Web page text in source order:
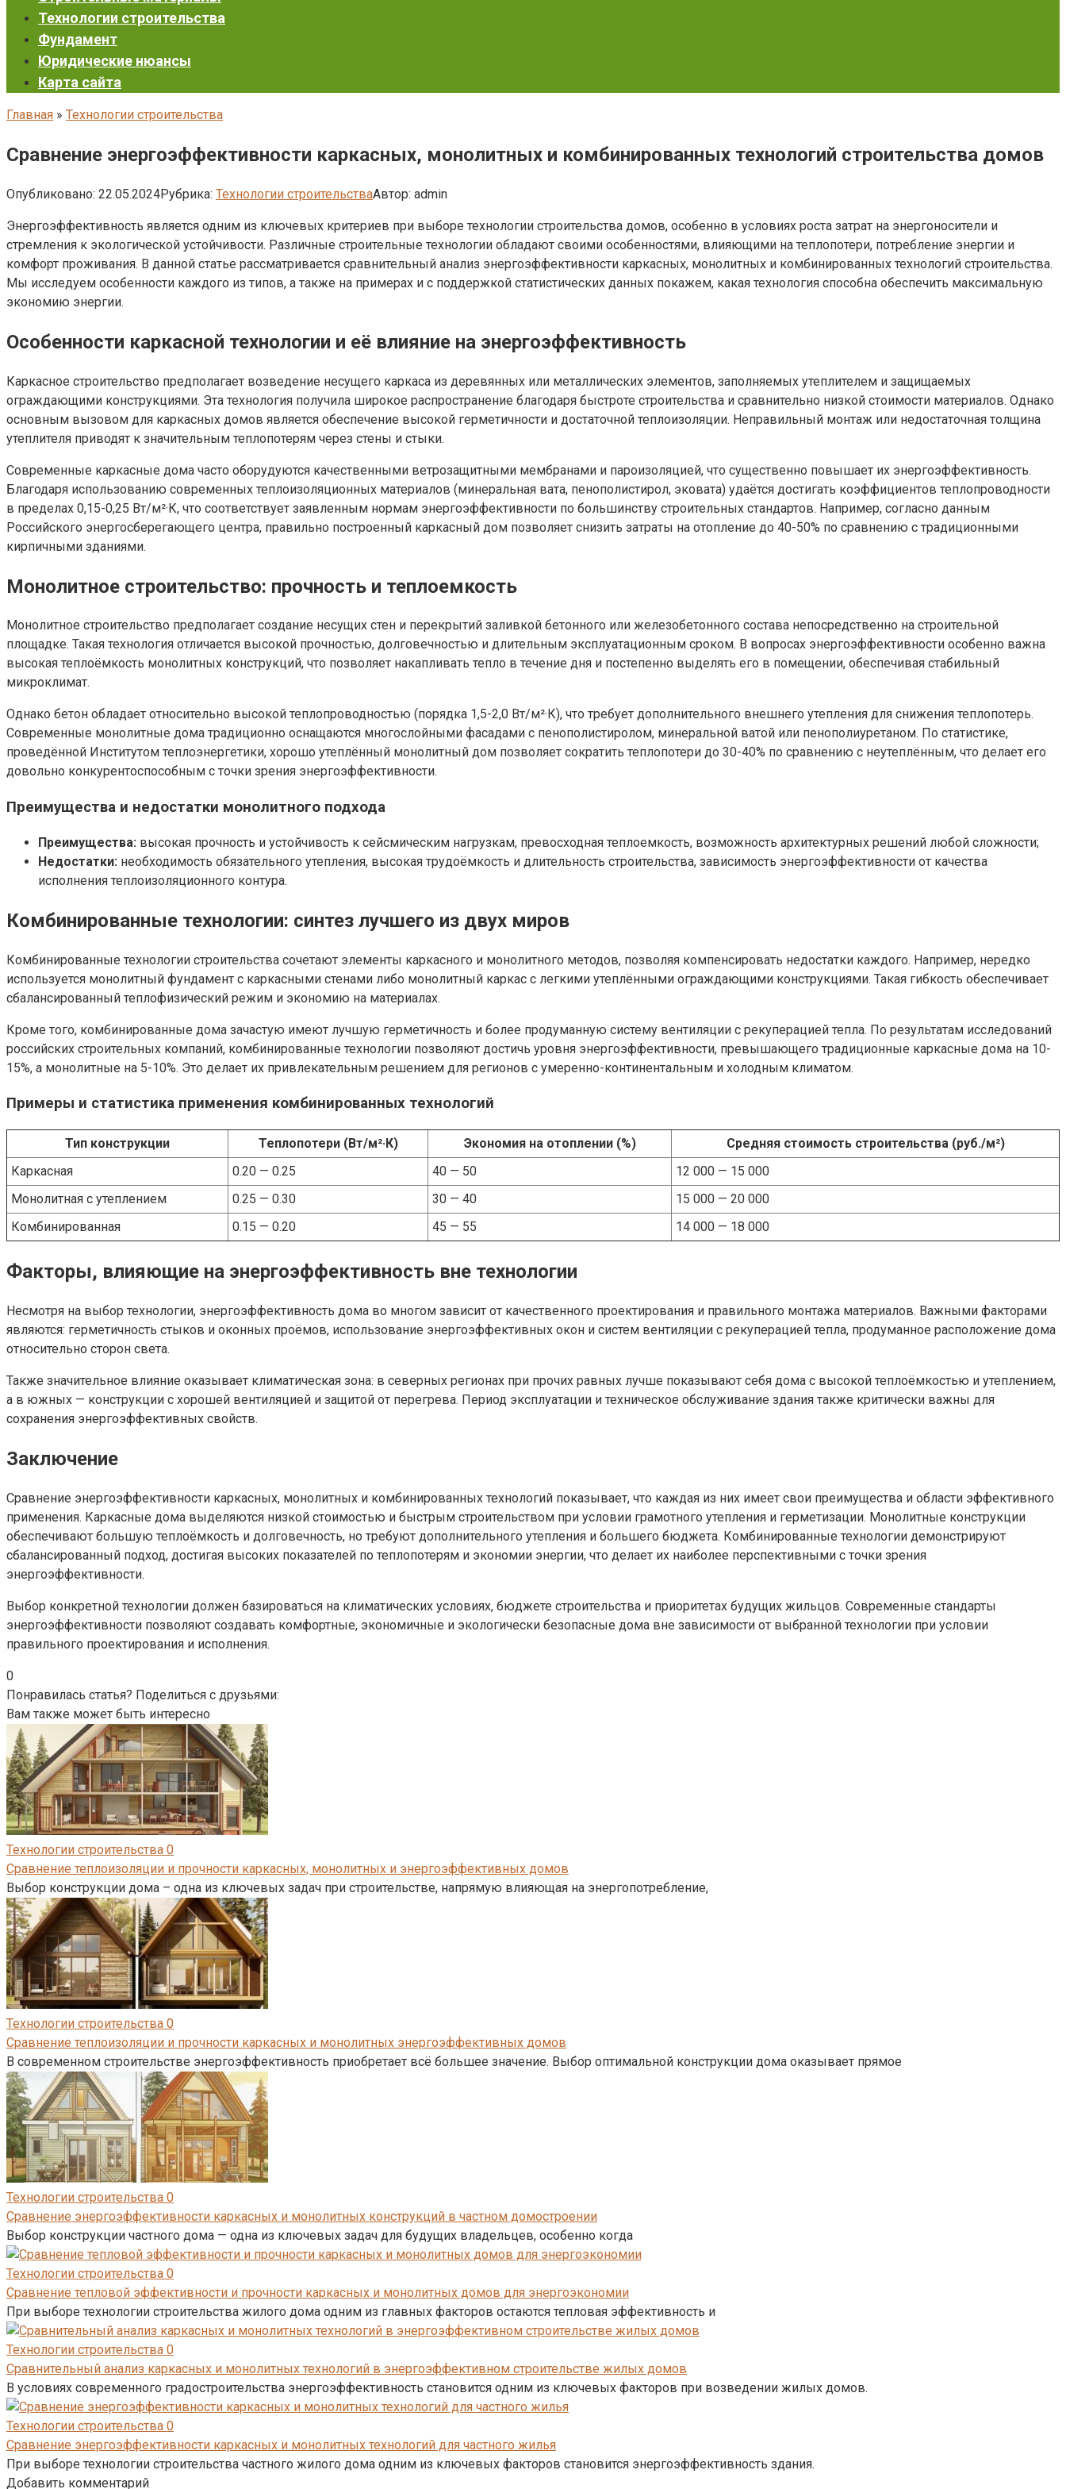
Технологии строительства
Фундамент
Юридические нюансы
Карта сайта
Главная » Технологии строительства
Сравнение энергоэффективности каркасных, монолитных и комбинированных технологий строительства домов
Опубликовано: 22.05.2024Рубрика: Технологии строительстваАвтор: admin
Энергоэффективность является одним из ключевых критериев при выборе технологии строительства домов, особенно в условиях роста затрат на энергоносители и
стремления к экологической устойчивости. Различные строительные технологии обладают своими особенностями, влияющими на теплопотери, потребление энергии и
комфорт проживания. В данной статье рассматривается сравнительный анализ энергоэффективности каркасных, монолитных и комбинированных технологий строительства.
Мы исследуем особенности каждого из типов, а также на примерах и с поддержкой статистических данных покажем, какая технология способна обеспечить максимальную
экономию энергии.
Особенности каркасной технологии и её влияние на энергоэффективность
Каркасное строительство предполагает возведение несущего каркаса из деревянных или металлических элементов, заполняемых утеплителем и защищаемых
ограждающими конструкциями. Эта технология получила широкое распространение благодаря быстроте строительства и сравнительно низкой стоимости материалов. Однако
основным вызовом для каркасных домов является обеспечение высокой герметичности и достаточной теплоизоляции. Неправильный монтаж или недостаточная толщина
утеплителя приводят к значительным теплопотерям через стены и стыки.
Современные каркасные дома часто оборудуются качественными ветрозащитными мембранами и пароизоляцией, что существенно повышает их энергоэффективность.
Благодаря использованию современных теплоизоляционных материалов (минеральная вата, пенополистирол, эковата) удаётся достигать коэффициентов теплопроводности
в пределах 0,15-0,25 Вт/м²·К, что соответствует заявленным нормам энергоэффективности по большинству строительных стандартов. Например, согласно данным
Российского энергосберегающего центра, правильно построенный каркасный дом позволяет снизить затраты на отопление до 40-50% по сравнению с традиционными
кирпичными зданиями.
Монолитное строительство: прочность и теплоемкость
Монолитное строительство предполагает создание несущих стен и перекрытий заливкой бетонного или железобетонного состава непосредственно на строительной
площадке. Такая технология отличается высокой прочностью, долговечностью и длительным эксплуатационным сроком. В вопросах энергоэффективности особенно важна
высокая теплоёмкость монолитных конструкций, что позволяет накапливать тепло в течение дня и постепенно выделять его в помещении, обеспечивая стабильный
микроклимат.
Однако бетон обладает относительно высокой теплопроводностью (порядка 1,5-2,0 Вт/м²·К), что требует дополнительного внешнего утепления для снижения теплопотерь.
Современные монолитные дома традиционно оснащаются многослойными фасадами с пенополистиролом, минеральной ватой или пенополиуретаном. По статистике,
проведённой Институтом теплоэнергетики, хорошо утеплённый монолитный дом позволяет сократить теплопотери до 30-40% по сравнению с неутеплённым, что делает его
довольно конкурентоспособным с точки зрения энергоэффективности.
Преимущества и недостатки монолитного подхода
Преимущества: высокая прочность и устойчивость к сейсмическим нагрузкам, превосходная теплоемкость, возможность архитектурных решений любой сложности;
Недостатки: необходимость обязательного утепления, высокая трудоёмкость и длительность строительства, зависимость энергоэффективности от качества
исполнения теплоизоляционного контура.
Комбинированные технологии: синтез лучшего из двух миров
Комбинированные технологии строительства сочетают элементы каркасного и монолитного методов, позволяя компенсировать недостатки каждого. Например, нередко
используется монолитный фундамент с каркасными стенами либо монолитный каркас с легкими утеплёнными ограждающими конструкциями. Такая гибкость обеспечивает
сбалансированный теплофизический режим и экономию на материалах.
Кроме того, комбинированные дома зачастую имеют лучшую герметичность и более продуманную систему вентиляции с рекуперацией тепла. По результатам исследований
российских строительных компаний, комбинированные технологии позволяют достичь уровня энергоэффективности, превышающего традиционные каркасные дома на 10-
15%, а монолитные на 5-10%. Это делает их привлекательным решением для регионов с умеренно-континентальным и холодным климатом.
Примеры и статистика применения комбинированных технологий
Тип конструкции Теплопотери (Вт/м²·К) Экономия на отоплении (%)
Средняя стоимость строительства (руб./м²)
Каркасная
0.20 — 0.25 40 — 50
12 000 — 15 000
Монолитная с утеплением
0.25 — 0.30 30 — 40
15 000 — 20 000
Комбинированная
0.15 — 0.20 45 — 55 14 000 — 18 000
Факторы, влияющие на энергоэффективность вне технологии
Несмотря на выбор технологии, энергоэффективность дома во многом зависит от качественного проектирования и правильного монтажа материалов. Важными факторами
являются: герметичность стыков и оконных проёмов, использование энергоэффективных окон и систем вентиляции с рекуперацией тепла, продуманное расположение дома
относительно сторон света.
Также значительное влияние оказывает климатическая зона: в северных регионах при прочих равных лучше показывают себя дома с высокой теплоёмкостью и утеплением,
а в южных — конструкции с хорошей вентиляцией и защитой от перегрева. Период эксплуатации и техническое обслуживание здания также критически важны для
сохранения энергоэффективных свойств.
Заключение
Сравнение энергоэффективности каркасных, монолитных и комбинированных технологий показывает, что каждая из них имеет свои преимущества и области эффективного
применения. Каркасные дома выделяются низкой стоимостью и быстрым строительством при условии грамотного утепления и герметизации. Монолитные конструкции
обеспечивают большую теплоёмкость и долговечность, но требуют дополнительного утепления и большего бюджета. Комбинированные технологии демонстрируют
сбалансированный подход, достигая высоких показателей по теплопотерям и экономии энергии, что делает их наиболее перспективными с точки зрения
энергоэффективности.
Выбор конкретной технологии должен базироваться на климатических условиях, бюджете строительства и приоритетах будущих жильцов. Современные стандарты
энергоэффективности позволяют создавать комфортные, экономичные и экологически безопасные дома вне зависимости от выбранной технологии при условии
правильного проектирования и исполнения.
0
Понравилась статья? Поделиться с друзьями:
Вам также может быть интересно
Технологии строительства 0
Сравнение теплоизоляции и прочности каркасных, монолитных и энергоэффективных домов
Выбор конструкции дома – одна из ключевых задач при строительстве, напрямую влияющая на энергопотребление,
Технологии строительства 0
Сравнение теплоизоляции и прочности каркасных и монолитных энергоэффективных домов
В современном строительстве энергоэффективность приобретает всё большее значение. Выбор оптимальной конструкции дома оказывает прямое
Технологии строительства 0
Сравнение энергоэффективности каркасных и монолитных конструкций в частном домостроении
Выбор конструкции частного дома — одна из ключевых задач для будущих владельцев, особенно когда
Технологии строительства 0
Сравнение тепловой эффективности и прочности каркасных и монолитных домов для энергоэкономии
При выборе технологии строительства жилого дома одним из главных факторов остаются тепловая эффективность и
Технологии строительства 0
Сравнительный анализ каркасных и монолитных технологий в энергоэффективном строительстве жилых домов
В условиях современного градостроительства энергоэффективность становится одним из ключевых факторов при возведении жилых домов.
Технологии строительства 0
Сравнение энергоэффективности каркасных и монолитных технологий для частного жилья
При выборе технологии строительства частного жилого дома одним из ключевых факторов становится энергоэффективность здания.
Добавить комментарий